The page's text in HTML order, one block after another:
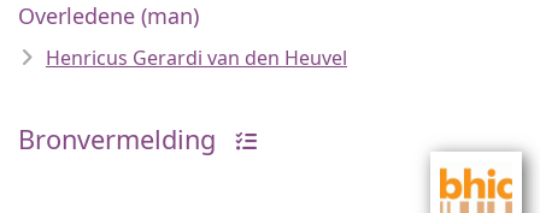
Overledene (man)
Henricus Gerardi van den Heuvel
Bronvermelding